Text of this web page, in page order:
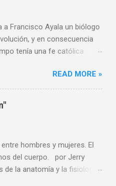
a Francisco Ayala un biólogo
y en consecuencia
tenía una fe católica
derivar del conocimiento
creencias religiosas, el
se puedan
del Dr. Ayala
READ MORE »
hombres y mujeres. El
del cuerpo. por Jerry
de la anatomía y la fisiología